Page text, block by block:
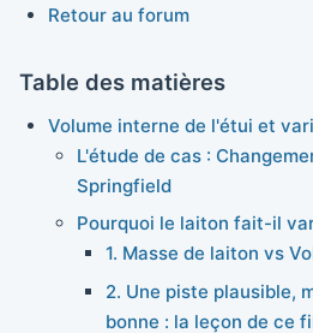
Retour au forum
Table des matières
Volume interne de l'étui et
L'étude de cas :
Springfield
Pourquoi le laiton fait-il
1. Masse de laiton vs
2. Une piste plausible,
bonne : la leçon de ce